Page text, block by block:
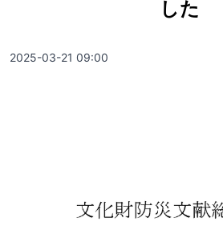
した
2025-03-21 09:00